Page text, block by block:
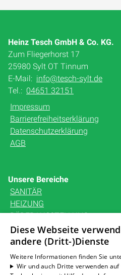
Heinz Tesch GmbH & Co. KG.
Zum Fliegerhorst 17
25980 Sylt OT Tinnum
E-Mail: info@tesch-sylt.de
Tel.: 04651 32151
Impressum
Barrierefreiheitserklärung
Datenschutzerklärung
AGB
Unsere Bereiche
SANITÄR
HEIZUNG
BÄDERAUSSTELLUNG
KARRIERE
UNTERNEHMEN
KONTAKT
Diese Webseite
andere (Dritt-)Dienste
Weitere Informationen finden Sie
Wir und auch Dritte verwenden